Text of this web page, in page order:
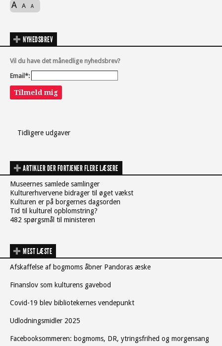
A A A
NYHEDSBREV
Vil du have det månedlige nyhedsbrev?
Email*:
Tilmeld mig
Tidligere udgaver
ARTIKLER DER FORTJENER FLERE LÆSERE
Museernes samlede samlinger
Kulturerhvervene bidrager til øget vækst
Kulturen er på borgernes dagsorden
Tid til kulturel opblomstring?
482 spørgsmål til ministeren
MEST LÆSTE
Afskaffelse af bogmoms åbner Pandoras æske
Finanslov som kulturens gavebod
Covid-19 blev bibliotekernes vendepunkt
Udlodningsmidler 2025
Facebooksommeren: bogmoms, DR, ytringsfrihed og morgensang